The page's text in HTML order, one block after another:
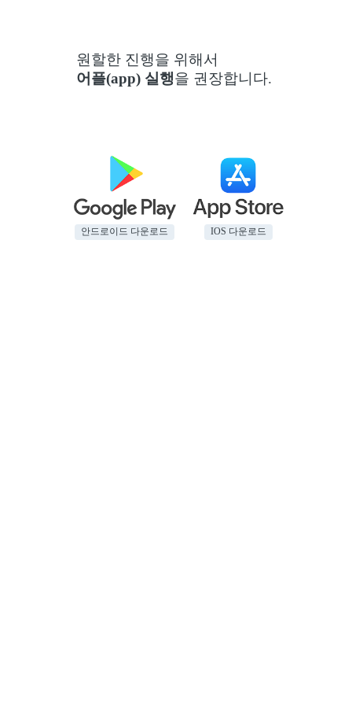
원할한 진행을 위해서
어플(app) 실행을 권장합니다.
안드로이드 다운로드 IOS 다운로드